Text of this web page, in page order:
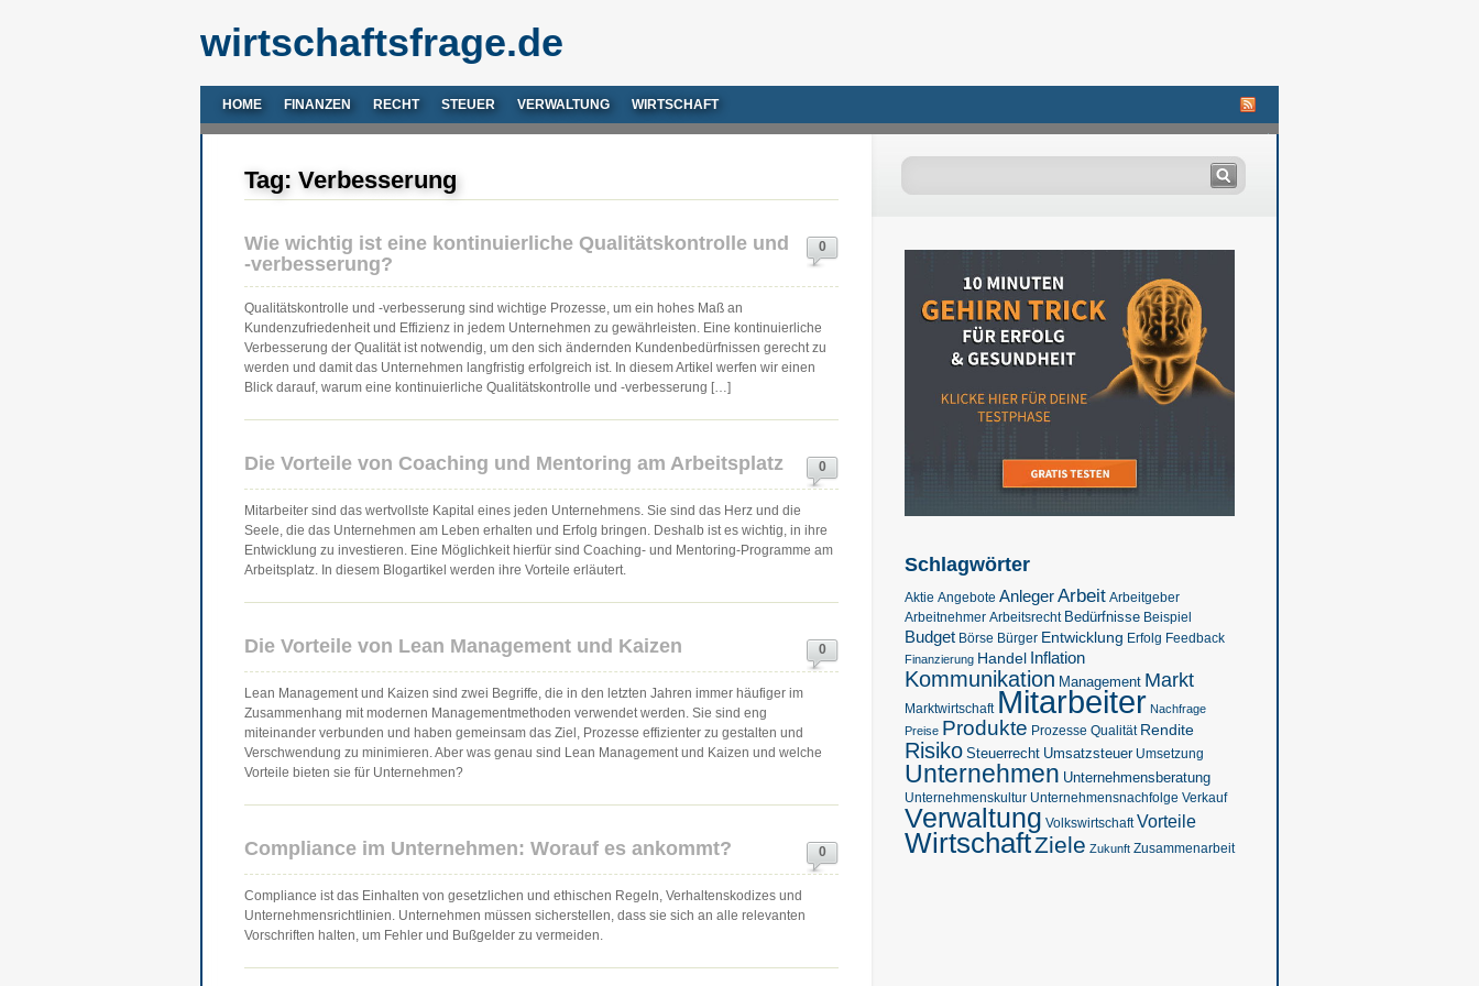
wirtschaftsfrage.de
HOME FINANZEN RECHT STEUER VERWALTUNG WIRTSCHAFT
Tag: Verbesserung
0
Wie wichtig ist eine kontinuierliche Qualitätskontrolle und
-verbesserung?
Qualitätskontrolle und -verbesserung sind wichtige Prozesse, um ein hohes Maß an
Kundenzufriedenheit und Effizienz in jedem Unternehmen zu gewährleisten. Eine kontinuierliche
Verbesserung der Qualität ist notwendig, um den sich ändernden Kundenbedürfnissen gerecht zu
werden und damit das Unternehmen langfristig erfolgreich ist. In diesem Artikel werfen wir einen
Blick darauf, warum eine kontinuierliche Qualitätskontrolle und -verbesserung […]
0
Die Vorteile von Coaching und Mentoring am Arbeitsplatz
Mitarbeiter sind das wertvollste Kapital eines jeden Unternehmens. Sie sind das Herz und die
Seele, die das Unternehmen am Leben erhalten und Erfolg bringen. Deshalb ist es wichtig, in ihre
Entwicklung zu investieren. Eine Möglichkeit hierfür sind Coaching- und Mentoring-Programme am
Arbeitsplatz. In diesem Blogartikel werden ihre Vorteile erläutert.
0
Die Vorteile von Lean Management und Kaizen
Lean Management und Kaizen sind zwei Begriffe, die in den letzten Jahren immer häufiger im
Zusammenhang mit modernen Managementmethoden verwendet werden. Sie sind eng
miteinander verbunden und haben gemeinsam das Ziel, Prozesse effizienter zu gestalten und
Verschwendung zu minimieren. Aber was genau sind Lean Management und Kaizen und welche
Vorteile bieten sie für Unternehmen?
0
Compliance im Unternehmen: Worauf es ankommt?
Compliance ist das Einhalten von gesetzlichen und ethischen Regeln, Verhaltenskodizes und
Unternehmensrichtlinien. Unternehmen müssen sicherstellen, dass sie sich an alle relevanten
Vorschriften halten, um Fehler und Bußgelder zu vermeiden.
Schlagwörter
Aktie Angebote AnlegerArbeit Arbeitgeber
Arbeitnehmer Arbeitsrecht Bedürfnisse Beispiel
Budget Börse Bürger Entwicklung Erfolg Feedback
Finanzierung Handel Inflation
Kommunikation Management Markt
Marktwirtschaft Mitarbeiter Nachfrage
Preise Produkte Prozesse Qualität Rendite
Risiko Steuerrecht Umsatzsteuer Umsetzung
Unternehmen Unternehmensberatung
Unternehmenskultur Unternehmensnachfolge Verkauf
Verwaltung Volkswirtschaft Vorteile
WirtschaftZiele Zukunft Zusammenarbeit